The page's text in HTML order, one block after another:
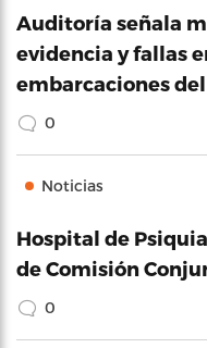
Auditoría señala
evidencia y fallas
embarcaciones del
0
Noticias
Hospital de
de Comisión
0